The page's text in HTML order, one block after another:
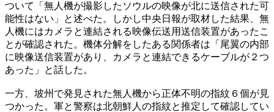
ついて「無人機が撮影したソウルの映像が北に送信された可
能性はない」と述べた。しかし中央日報が取材した結果、無
人機にはカメラと連結される映像伝送用送信装置があったこ
とが確認された。機体分解をしたある関係者は「尾翼の内部
に映像送信装置があり、カメラと連結できるケーブルが２つ
あった」と話した。
一方、坡州で発見された無人機から正体不明の指紋６個が見
つかった。軍と警察は北朝鮮人の指紋と推定して確認してい